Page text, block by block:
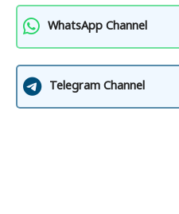
WhatsApp Channel
Telegram Channel